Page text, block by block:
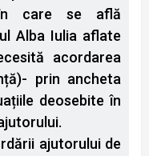
care se află
Alba Iulia aflate
acordarea
prin ancheta
deosebite în
ajutorului de